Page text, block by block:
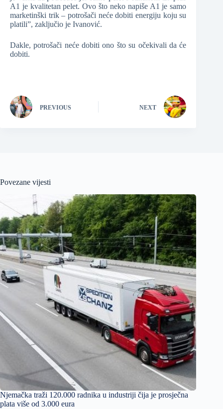
A1 je kvalitetan pelet. Ovo što neko napiše A1 je samo
marketinški trik – potrošači neće dobiti energiju koju su
platili”, zaključio je Ivanović.
Dakle, potrošači neće dobiti ono što su očekivali da će
dobiti.
PREVIOUS NEXT
Povezane vijesti
Njemačka traži 120.000 radnika u industriji čija je prosječna
plata više od 3.000 eura